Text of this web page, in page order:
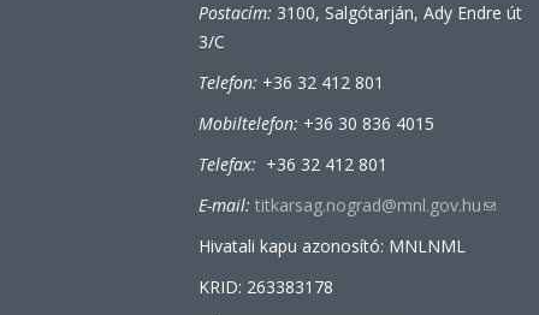
Postacím: 3100, Salgótarján, Ady Endre út
3/C
Telefon: +36 32 412 801
Mobiltelefon: +36 30 836 4015
Telefax: +36 32 412 801
E-mail: titkarsag.nograd@mnl.gov.hu(link
Hivatali kapu azonosító: MNLNML
KRID: 263383178